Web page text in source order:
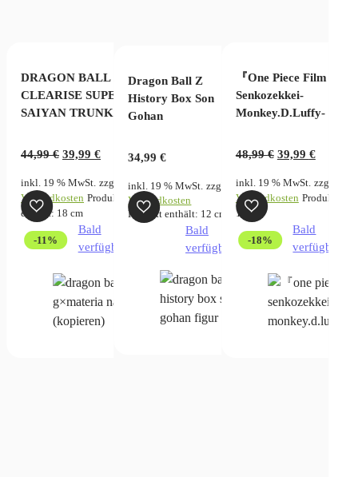
DRAGON BALL Z
CLEARISE SUPER
SAIYAN TRUNKS
44,99€ Ursprünglicher
war:
44,99 €
39,99€Aktueller
ist:
39,99 €.
inkl. 19 % MwSt. zzgl.
Versandkosten Produkt
enthält: 18cm
Bald
verfügbar
-11%
Dragon Ball Z
History Box Son
Gohan
34,99€
inkl. 19 % MwSt. zzgl.
Versandkosten
Produkt enthält: 12cm
Bald
verfügbar
『One Piece Film Red
Senkozekkei-
Monkey.D.Luffy-
48,99€ Ursprünglicher
war:
48,99 €
39,99 €
ist:
inkl. 19 % MwSt. zzgl.
Versandkosten Produkt
11cm
Bald
verfügbar
-18%